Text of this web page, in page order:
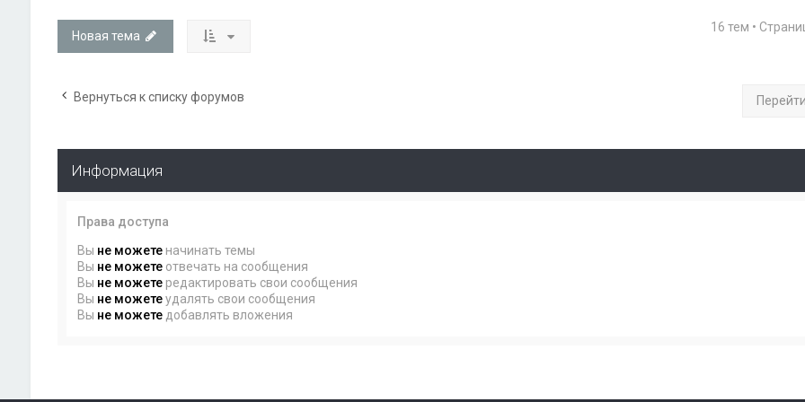
Новая тема
16 тем •
Вернуться к списку форумов Перейти
Информация
Права доступа
Вы не можетеначинать темы
Вы не можетеотвечать на сообщения
Вы не можетередактировать свои сообщения
Вы не можетеудалять свои сообщения
Вы не можетедобавлять вложения